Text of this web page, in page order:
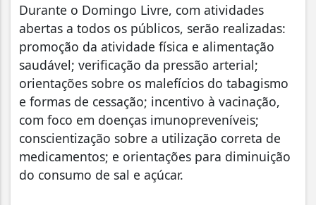
Durante o Domingo Livre, com atividades
abertas a todos os públicos, serão realizadas:
promoção da atividade física e alimentação
saudável; verificação da pressão arterial;
orientações sobre os malefícios do tabagismo
e formas de cessação; incentivo à vacinação,
com foco em doenças imunopreveníveis;
conscientização sobre a utilização correta de
medicamentos; e orientações para diminuição
do consumo de sal e açúcar.